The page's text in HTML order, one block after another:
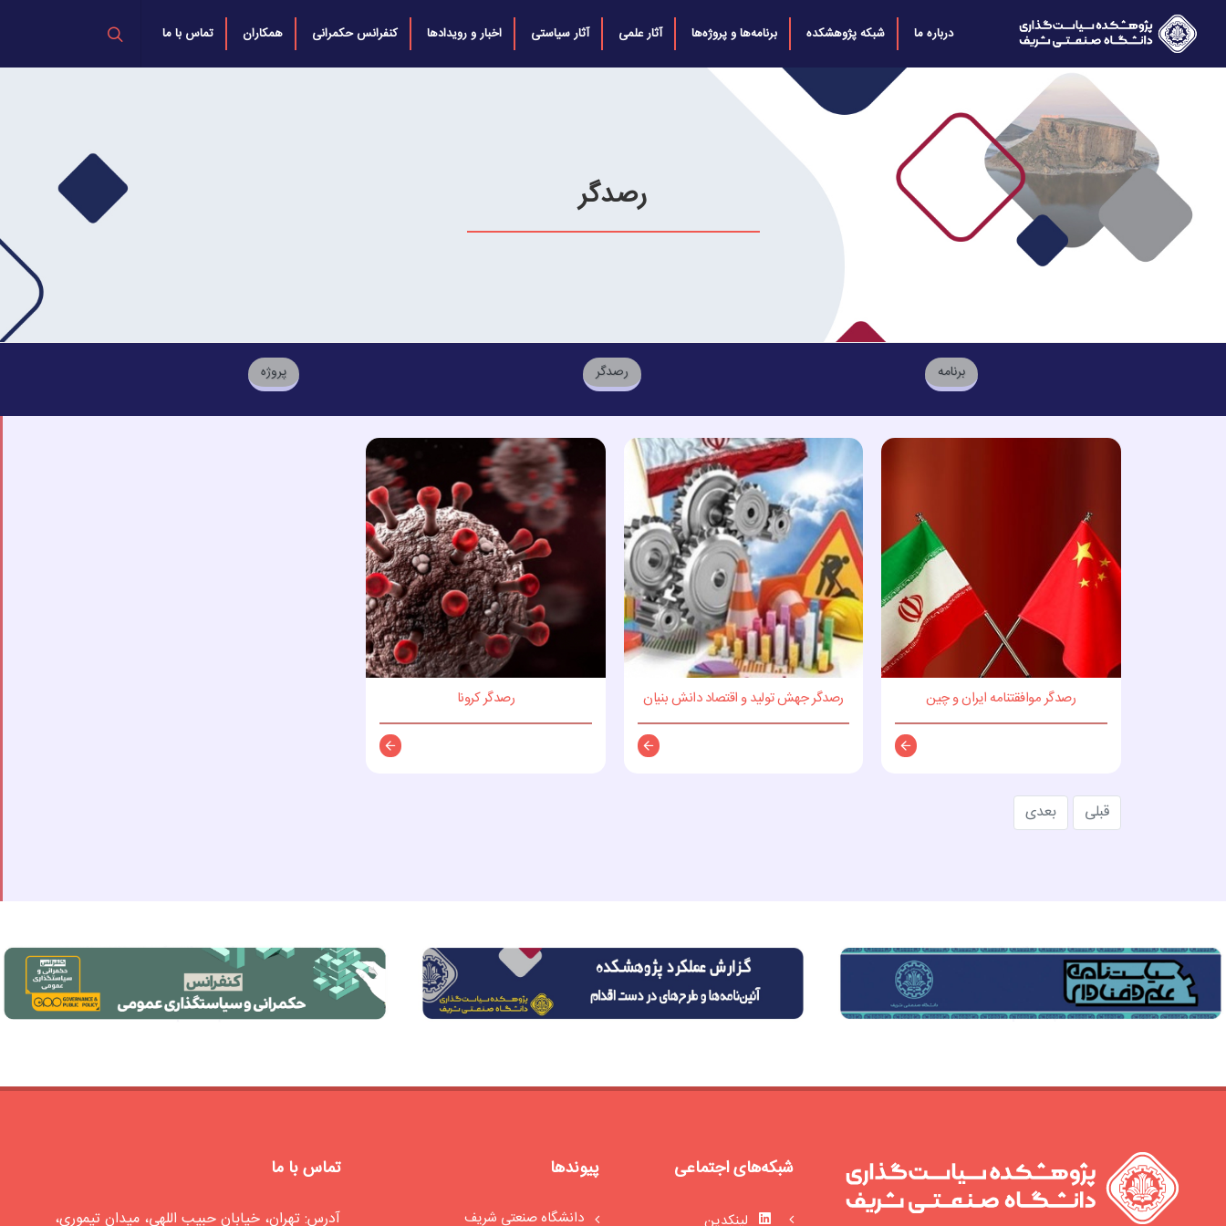
درباره ما شبکه پژوهشکده برنامه‌ها و پروژه‌ها آثار علمی آثار سیاستی اخبار و رویدادها کنفرانس حکمرانی همکاران تماس با ما
رصدگر
برنامه رصدگر پروژه
رصدگر موافقتنامه ایران و چین رصدگر جهش تولید و اقتصاد دانش بنیان رصدگر کرونا
قبلی
بعدی
شبکه‌های اجتماعی
لینکدین
پیوندها
دانشگاه صنعتی شریف
تماس با ما
آدرس: تهران، خیابان حبیب اللهی، میدان تیموری،